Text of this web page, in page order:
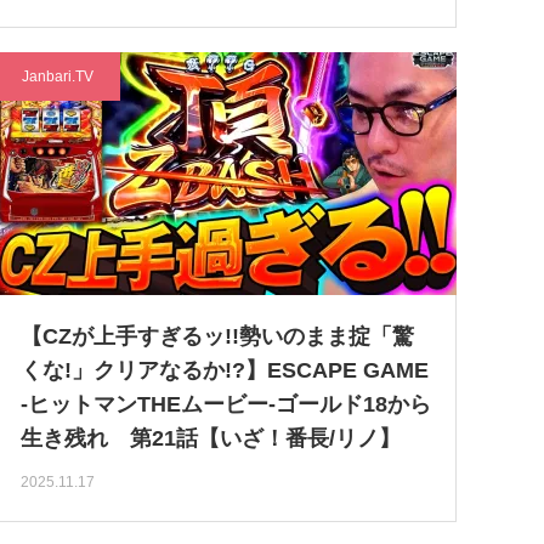
Janbari.TV
【CZが上手すぎるッ!!勢いのまま掟「驚
くな!」クリアなるか!?】ESCAPE GAME
-ヒットマンTHEムービー-ゴールド18から
生き残れ 第21話【いざ！番長/リノ】
2025.11.17